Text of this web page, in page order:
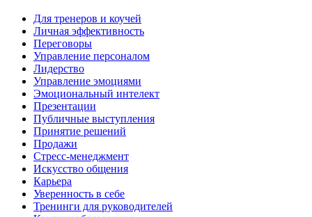
Для тренеров и коучей
Личная эффективность
Переговоры
Управление персоналом
Лидерство
Управление эмоциями
Эмоциональный интелект
Презентации
Публичные выступления
Принятие решений
Продажи
Стресс-менеджмент
Искусство общения
Карьера
Уверенность в себе
Тренинги для руководителей